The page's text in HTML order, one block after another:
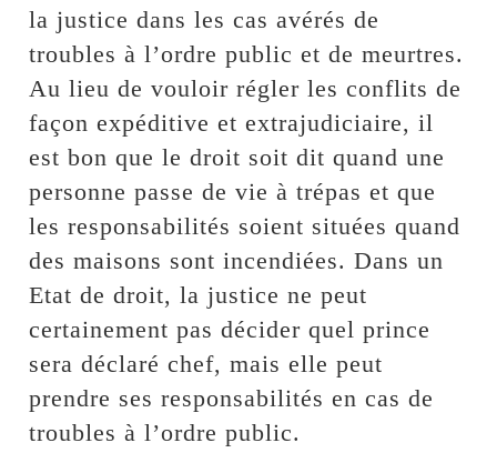
la justice dans les cas avérés de
troubles à l’ordre public et de meurtres.
Au lieu de vouloir régler les conflits de
façon expéditive et extrajudiciaire, il
est bon que le droit soit dit quand une
personne passe de vie à trépas et que
les responsabilités soient situées quand
des maisons sont incendiées. Dans un
Etat de droit, la justice ne peut
certainement pas décider quel prince
sera déclaré chef, mais elle peut
prendre ses responsabilités en cas de
troubles à l’ordre public.